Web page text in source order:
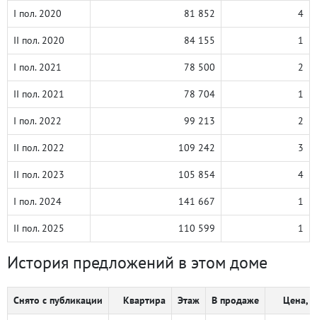
I пол. 2020 81 852 4
II пол. 2020 84 155 1
I пол. 2021 78 500 2
II пол. 2021 78 704 1
I пол. 2022 99 213 2
II пол. 2022 109 242 3
II пол. 2023 105 854 4
I пол. 2024 141 667 1
II пол. 2025 110 599 1
История предложений в этом доме
Снято с публикации Квартира Этаж В продаже Цена, ₽